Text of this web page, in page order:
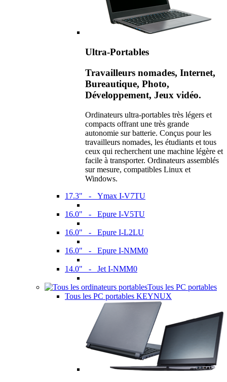
Ultra-Portables
Travailleurs nomades, Internet,
Bureautique, Photo,
Développement, Jeux vidéo.
Ordinateurs ultra-portables très légers et
compacts offrant une très grande
autonomie sur batterie. Conçus pour les
travailleurs nomades, les étudiants et tous
ceux qui recherchent une machine légère et
facile à transporter. Ordinateurs assemblés
sur mesure, compatibles Linux et
Windows.
17.3" - Ymax I-V7TU
16.0" - Epure I-V5TU
16.0" - Epure I-L2LU
16.0" - Epure I-NMM0
14.0" - Jet I-NMM0
Tous les PC portables
Tous les PC portables KEYNUX